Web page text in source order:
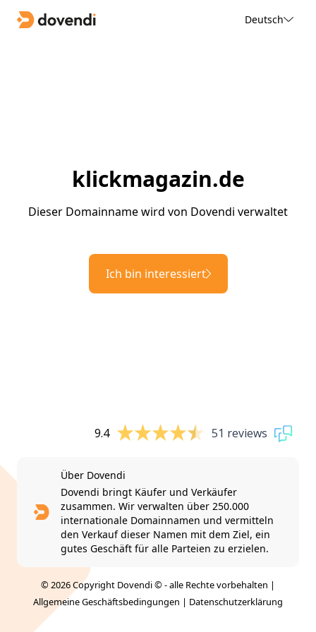
Deutsch
klickmagazin.de
Dieser Domainname wird von Dovendi verwaltet
Ich bin interessiert
9.4 51 reviews
Über Dovendi
Dovendi bringt Käufer und Verkäufer
zusammen. Wir verwalten über 250.000
internationale Domainnamen und vermitteln
den Verkauf dieser Namen mit dem Ziel, ein
gutes Geschäft für alle Parteien zu erzielen.
© 2026 Copyright Dovendi © - alle Rechte vorbehalten |
Allgemeine Geschäftsbedingungen | Datenschutzerklärung